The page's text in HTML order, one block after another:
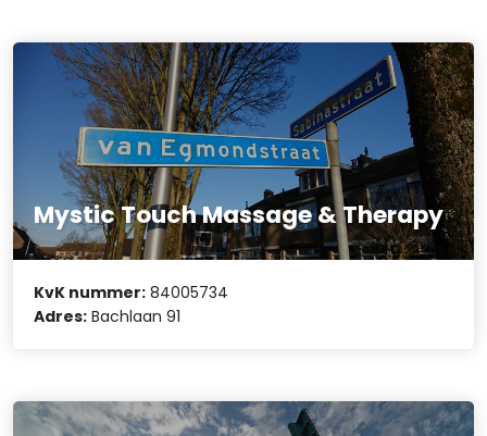
Mystic Touch Massage & Therapy
KvK nummer: 84005734
Adres: Bachlaan 91